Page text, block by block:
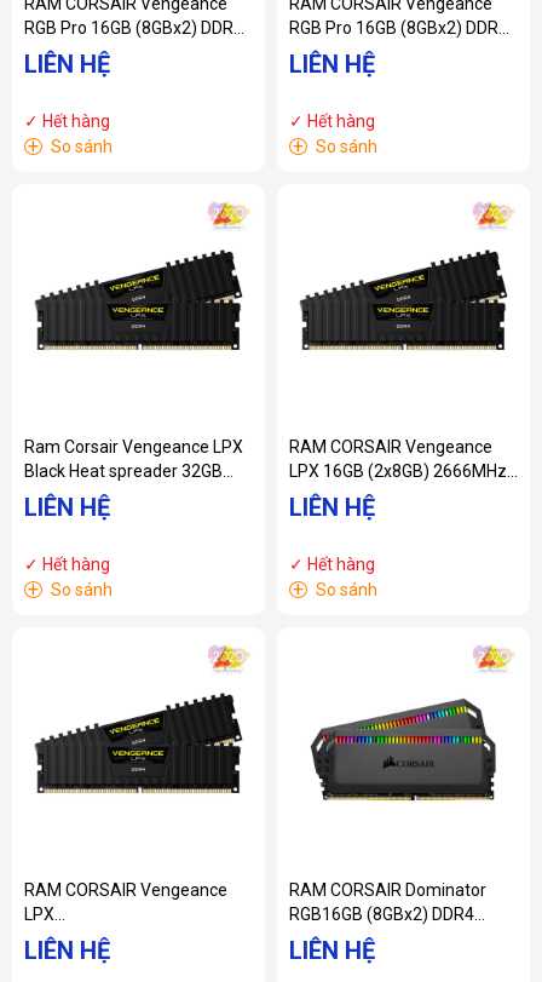
RGB Pro 16GB (8GBx2) DDR4
3200MHz
CMW16GX4M2E3200C16
LIÊN HỆ
✓ Hết hàng
+ So sánh
RGB Pro 16GB (8GBx2) DDR4
3000MHz
CMW16GX4M2D3000C16
LIÊN HỆ
✓ Hết hàng
+ So sánh
Ram Corsair Vengeance LPX
Black Heat spreader 32GB
(2x16GB) 3000MHz DDR4 2 x
288 DIMM
LIÊN HỆ
✓ Hết hàng
+ So sánh
RAM CORSAIR Vengeance
LPX 16GB (2x8GB) 2666MHz (
CMK16GX4M2D2666C16 )
LIÊN HỆ
✓ Hết hàng
+ So sánh
RAM CORSAIR Vengeance
LPX
(CMK16GX4M2E3200C16)
16GB (2x8GB) DDR4
LIÊN HỆ
RAM CORSAIR Dominator
RGB16GB (8GBx2) DDR4
3200MHz
(CMT16GX4M2E3200C16)
LIÊN HỆ